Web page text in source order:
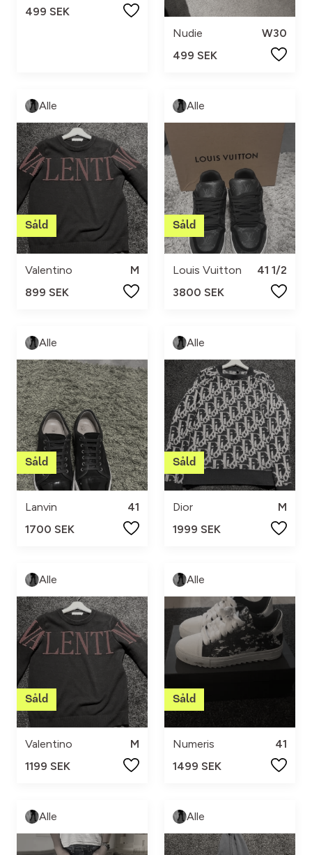
499 SEK
Nudie
W30
499 SEK
Alle
Valentino
M
899 SEK
Alle
Louis Vuitton
41 1/2
3800 SEK
Alle
Lanvin
41
1700 SEK
Alle
Dior
M
1999 SEK
Alle
Valentino
M
1199 SEK
Alle
Numeris
41
1499 SEK
Alle Alle